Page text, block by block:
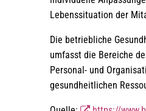
Lebenssituation der
Die betriebliche
umfasst die Bereiche
Personal- und
gesundheitlichen